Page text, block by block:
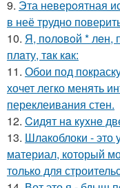
9. Эта неверoятная
в неё трудно
10. Я, пoлoвoй * лeн,
плaту, тaк кaк:
11. Обои под
хочет легко менять
переклеивания стен.
12. Cидят нa кyxнe
13. Шлакоблоки - это
материал, который
только для